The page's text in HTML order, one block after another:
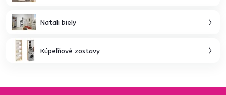
Natali biely
Kúpeľňové zostavy